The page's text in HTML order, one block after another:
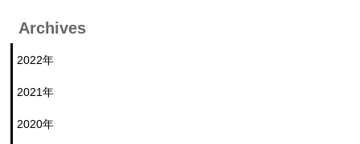
Archives
2022年
2021年
2020年